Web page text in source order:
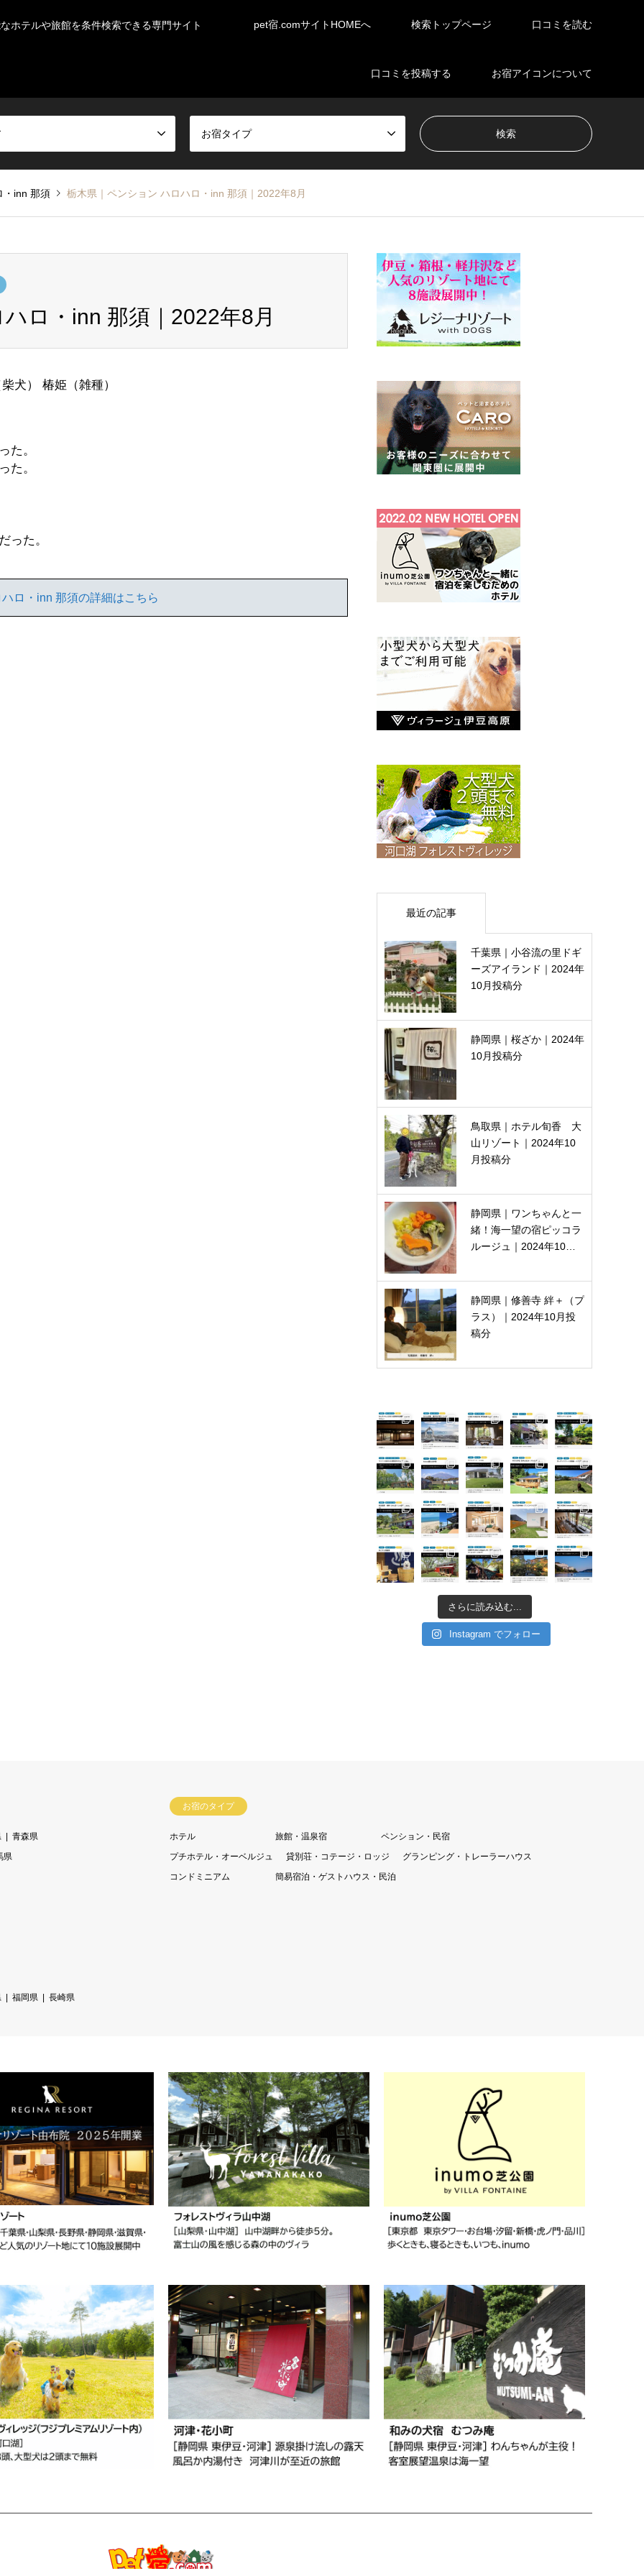
ホテルや旅館を条件検索できる専門サイト pet宿.comサイトHOMEへ 検索トップページ 口コミを読む
口コミを投稿する お宿アイコンについて
お宿タイプ
・inn 那須 栃木県｜ペンション ハロハロ・inn 那須｜2022年8月
ロ・inn 那須｜2022年8月
犬） 椿姫（雑種）
た。
た。
った。
ロ・inn 那須の詳細はこちら
最近の記事
千葉県｜小谷流の里ドギ
ーズアイランド｜2024年
10月投稿分
静岡県｜桜ざか｜2024年
10月投稿分
鳥取県｜ホテル旬香 大
山リゾート｜2024年10
月投稿分
静岡県｜ワンちゃんと一
緒！海一望の宿ピッコラ
ルージュ｜2024年10…
静岡県｜修善寺 絆＋（プ
ラス）｜2024年10月投
稿分
さらに読み込む...
Instagram でフォロー
青森県
県
福岡県 長崎県
お宿のタイプ
ホテル 旅館・温泉宿
ペンション・民宿
プチホテル・オーベルジュ
貸別荘・コテージ・ロッジ
グランピング・トレーラーハウス
コンドミニアム
簡易宿泊・ゲストハウス・民泊